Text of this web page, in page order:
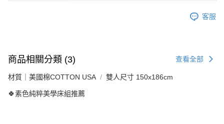
客服
商品相關分類 (3) 查看全部
材質｜美國棉COTTON USA 雙人尺寸 150x186cm
🍀素色純粹美學床組推薦